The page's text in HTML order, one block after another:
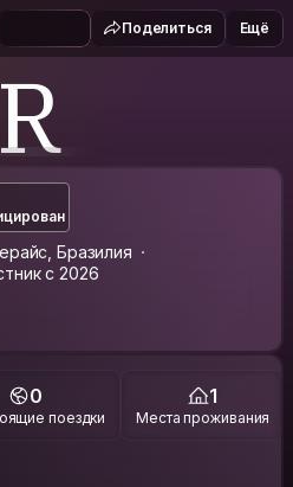
Поделиться Ещё
R
Бразилия
с 2026
0
поездки
1
Места проживания